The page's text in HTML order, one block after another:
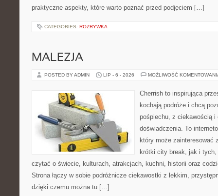
praktyczne aspekty, które warto poznać przed podjęciem […]
CATEGORIES: ROZRYWKA
MALEZJA
POSTED BY ADMIN LIP - 6 - 2026 MOŻLIWOŚĆ
Cherrish to inspirująca
kochają podróże i chcą
pośpiechu, z ciekawością i
doświadczenia. To
który może zainteresować
krótki city break, jak i
czytać o świecie, kulturach, atrakcjach, kuchni, historii oraz
Strona łączy w sobie podróżnicze ciekawostki z lekkim,
dzięki czemu można tu […]